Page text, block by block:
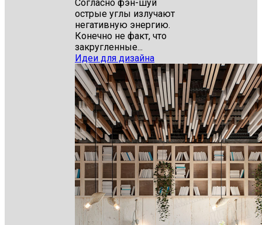
Согласно фэн-шуй
острые углы излучают
негативную энергию.
Конечно не факт, что
закругленные...
Идеи для дизайна